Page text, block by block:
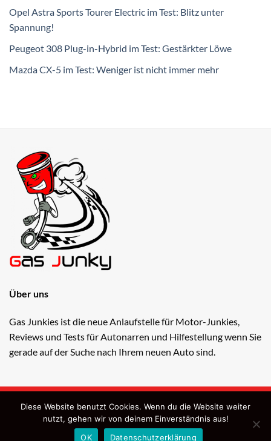
Opel Astra Sports Tourer Electric im Test: Blitz unter
Spannung!
Peugeot 308 Plug-in-Hybrid im Test: Gestärkter Löwe
Mazda CX-5 im Test: Weniger ist nicht immer mehr
Über uns
Gas Junkies ist die neue Anlaufstelle für Motor-Junkies,
Reviews und Tests für Autonarren und Hilfestellung wenn Sie
gerade auf der Suche nach Ihrem neuen Auto sind.
Copyright 2026 ©Gas Junkies
Webdesign: OndiSolutions e.U.
ÜBER UNS KONTAKT IMPRESSUM
Diese Website benutzt Cookies. Wenn du die Website weiter
nutzt, gehen wir von deinem Einverständnis aus!
OK
Datenschutzerklärung